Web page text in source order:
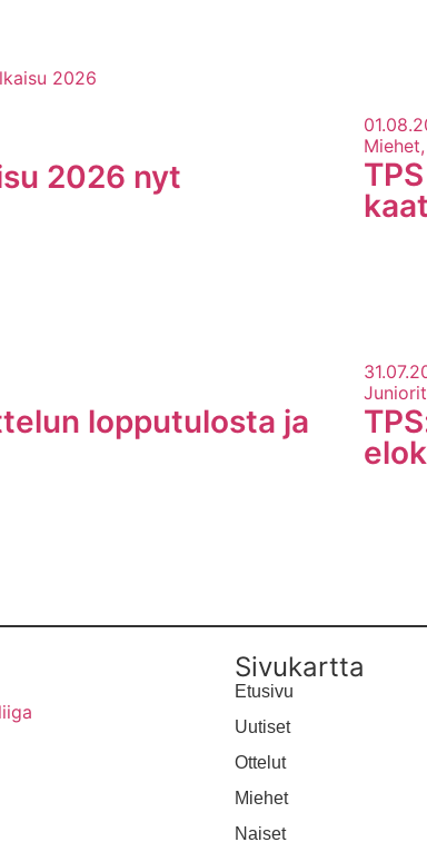
2026 nyt
lopputulosta ja
Sivukartta
Etusivu
Uutiset
Ottelut
Miehet
Naiset